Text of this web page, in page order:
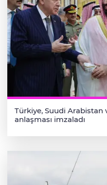
Türkiye, Suudi Arabistan
anlaşması imzaladı